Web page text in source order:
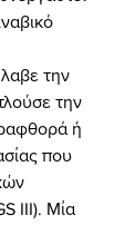
την
την
ή
που
III). Μία